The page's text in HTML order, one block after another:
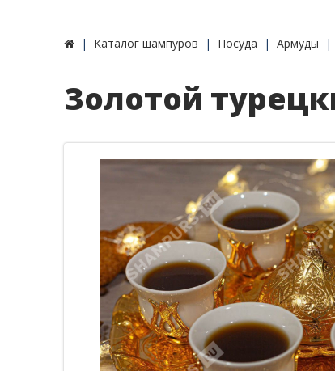
Каталог шампуров Посуда Армуды
Золотой